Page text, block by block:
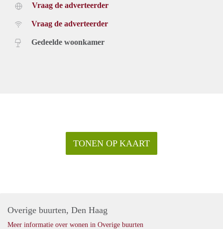
Vraag de adverteerder
Vraag de adverteerder
Gedeelde woonkamer
TONEN OP KAART
Overige buurten, Den Haag
Meer informatie over wonen in Overige buurten